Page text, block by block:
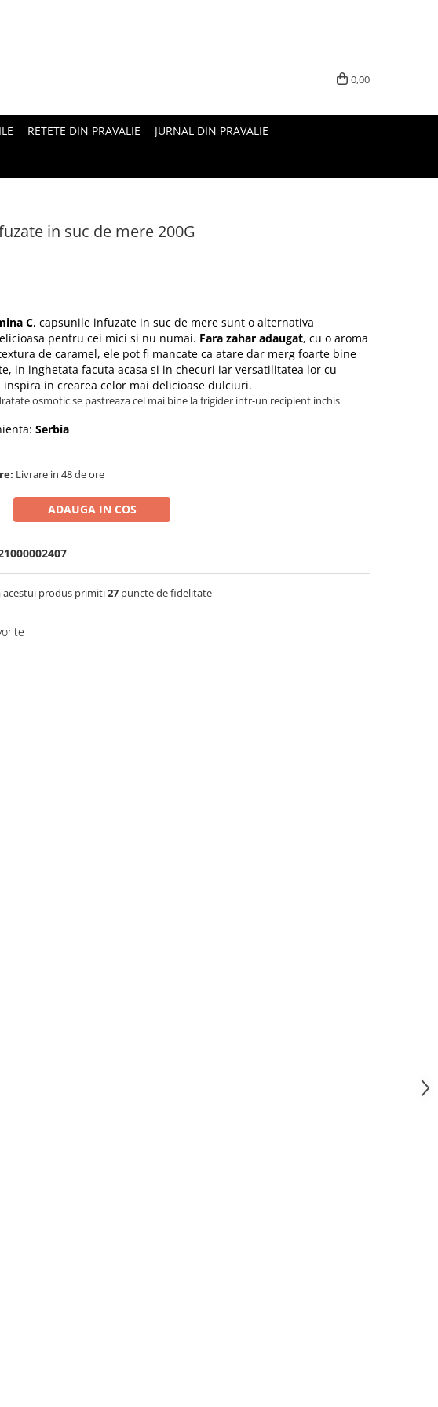
0,00
RETETE DIN PRAVALIE JURNAL DIN PRAVALIE
in suc de mere 200G
C, capsunile infuzate in suc de mere sunt o alternativa
pentru cei mici si nu numai. Fara zahar adaugat, cu o aroma
de caramel, ele pot fi mancate ca atare dar merg foarte bine
in inghetata facuta acasa si in checuri iar versatilitatea lor cu
inspira in crearea celor mai delicioase dulciuri.
osmotic se pastreaza cel mai bine la frigider intr-un recipient inchis
Serbia
Livrare in 48 de ore
ADAUGA IN COS
acestui produs primiti27 puncte de fidelitate